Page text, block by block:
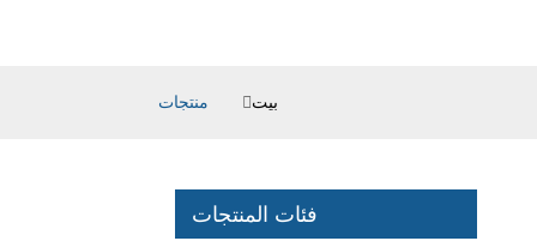
بيت منتجات
فئات المنتجات